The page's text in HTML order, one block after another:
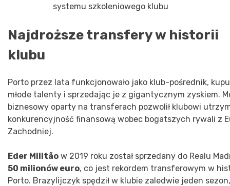
systemu szkoleniowego klubu
Najdroższe transfery w historii
klubu
Porto przez lata funkcjonowało jako klub-pośrednik,
młode talenty i sprzedając je z gigantycznym zyskiem.
biznesowy oparty na transferach pozwolił klubowi
konkurencyjność finansową wobec bogatszych rywali z
Zachodniej.
Eder Militão w 2019 roku został sprzedany do Realu
50 milionów euro, co jest rekordem transferowym w
Porto. Brazylijczyk spędził w klubie zaledwie jeden